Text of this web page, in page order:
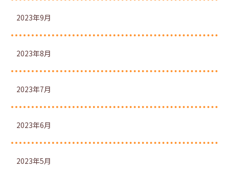
2023年9月
2023年8月
2023年7月
2023年6月
2023年5月